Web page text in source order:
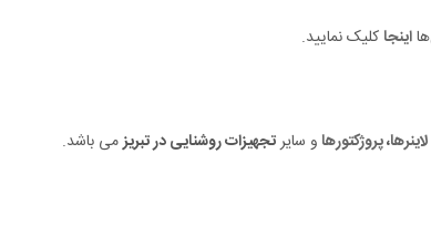
اینجا کلیک نمایید.
لاینرها،پروژکتورها و سایرتجهیزات روشنایی در تبریزمی باشد.